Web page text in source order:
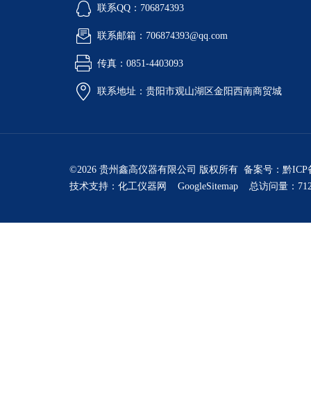
联系QQ：706874393
联系邮箱：706874393@qq.com
传真：0851-4403093
联系地址：贵阳市观山湖区金阳西南商贸城
©2026 贵州鑫高仪器有限公司 版权所有 备案号： 黔ICP
技术支持： 化工仪器网 GoogleSitemap 总访问量：